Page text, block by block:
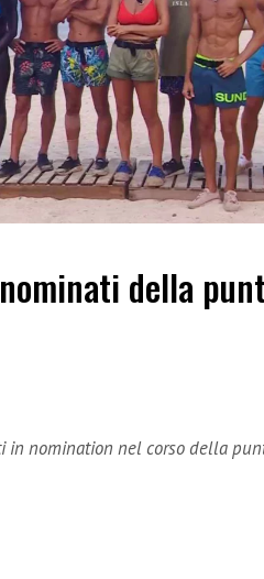
della
in nomination nel corso della